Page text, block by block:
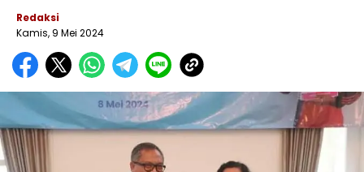
Redaksi
Kamis, 9 Mei 2024